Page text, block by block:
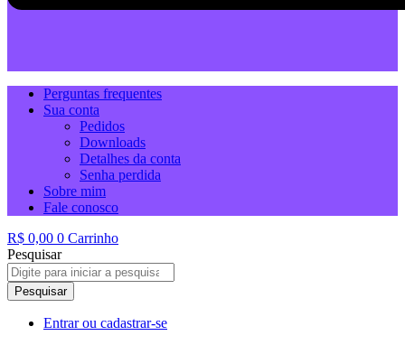
Perguntas frequentes
Sua conta
Pedidos
Downloads
Detalhes da conta
Senha perdida
Sobre mim
Fale conosco
R$ 0,00 0 Carrinho
Pesquisar
Pesquisar
Entrar ou cadastrar-se